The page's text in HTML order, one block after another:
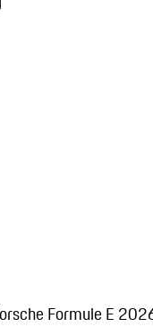
Formule E